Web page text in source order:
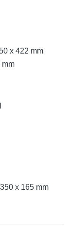
x 422 mm
mm
x 165 mm